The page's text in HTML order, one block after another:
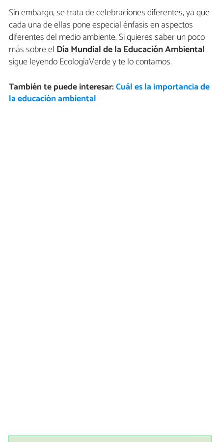
Sin embargo, se trata de celebraciones diferentes, ya que
cada una de ellas pone especial énfasis en aspectos
diferentes del medio ambiente. Si quieres saber un poco
más sobre el Día Mundial de la Educación Ambiental
sigue leyendo EcologíaVerde y te lo contamos.
También te puede interesar:Cuál es la importancia de
la educación ambiental